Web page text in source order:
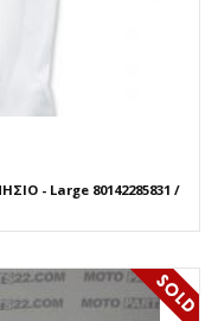
- Large 80142285831 /